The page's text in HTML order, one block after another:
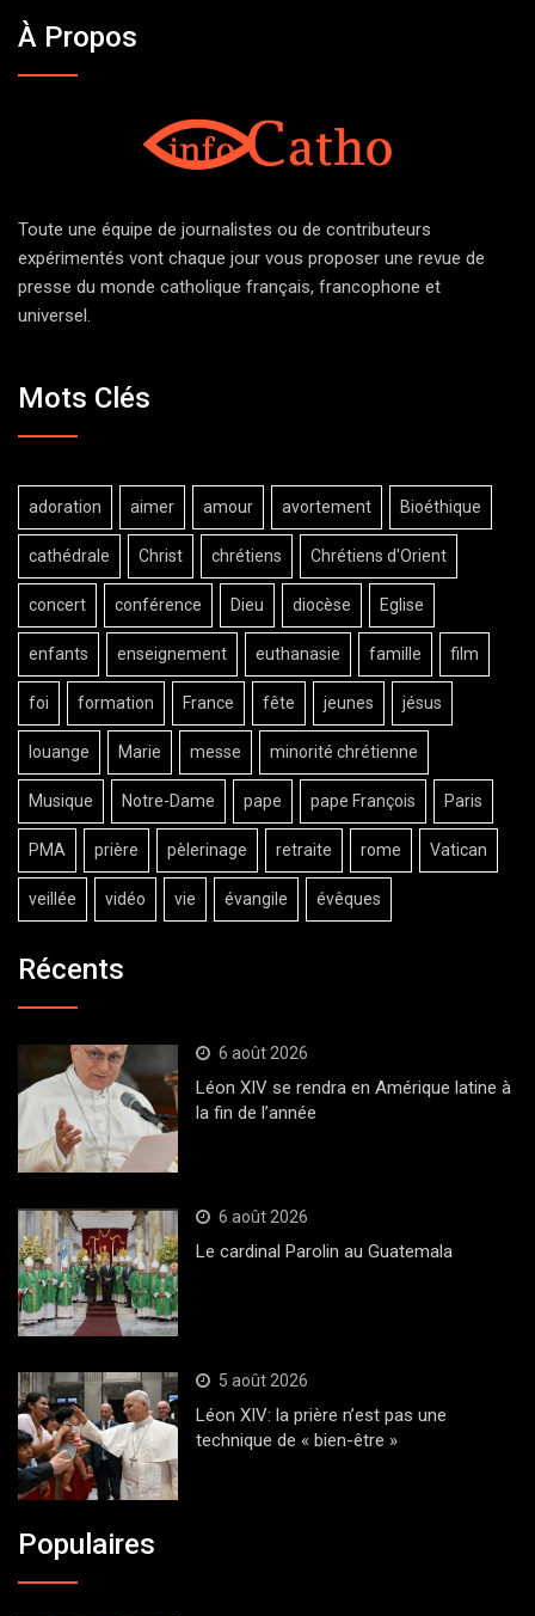
À Propos
Toute une équipe de journalistes ou de contributeurs
expérimentés vont chaque jour vous proposer une revue de
presse du monde catholique français, francophone et
universel.
Mots Clés
adoration aimer amour avortement Bioéthique
cathédrale Christ chrétiens Chrétiens d'Orient
concert conférence Dieu diocèse Eglise
enfants enseignement euthanasie famille film
foi formation France fête jeunes jésus
louange Marie messe minorité chrétienne
Musique Notre-Dame pape pape François Paris
PMA prière pèlerinage retraite rome Vatican
veillée vidéo vie évangile évêques
Récents
6 août 2026
Léon XIV se rendra en Amérique latine à
la fin de l’année
6 août 2026
Le cardinal Parolin au Guatemala
5 août 2026
Léon XIV: la prière n’est pas une
technique de « bien-être »
Populaires